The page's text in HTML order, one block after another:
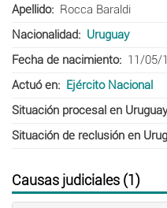
Apellido
Rocca Baraldi
Nacionalidad
Uruguay
Fecha de nacimiento
11/05/
Actuó en
Ejército Nacional
Situación procesal en Uruguay
Situación de reclusión en
Causas judiciales (1)